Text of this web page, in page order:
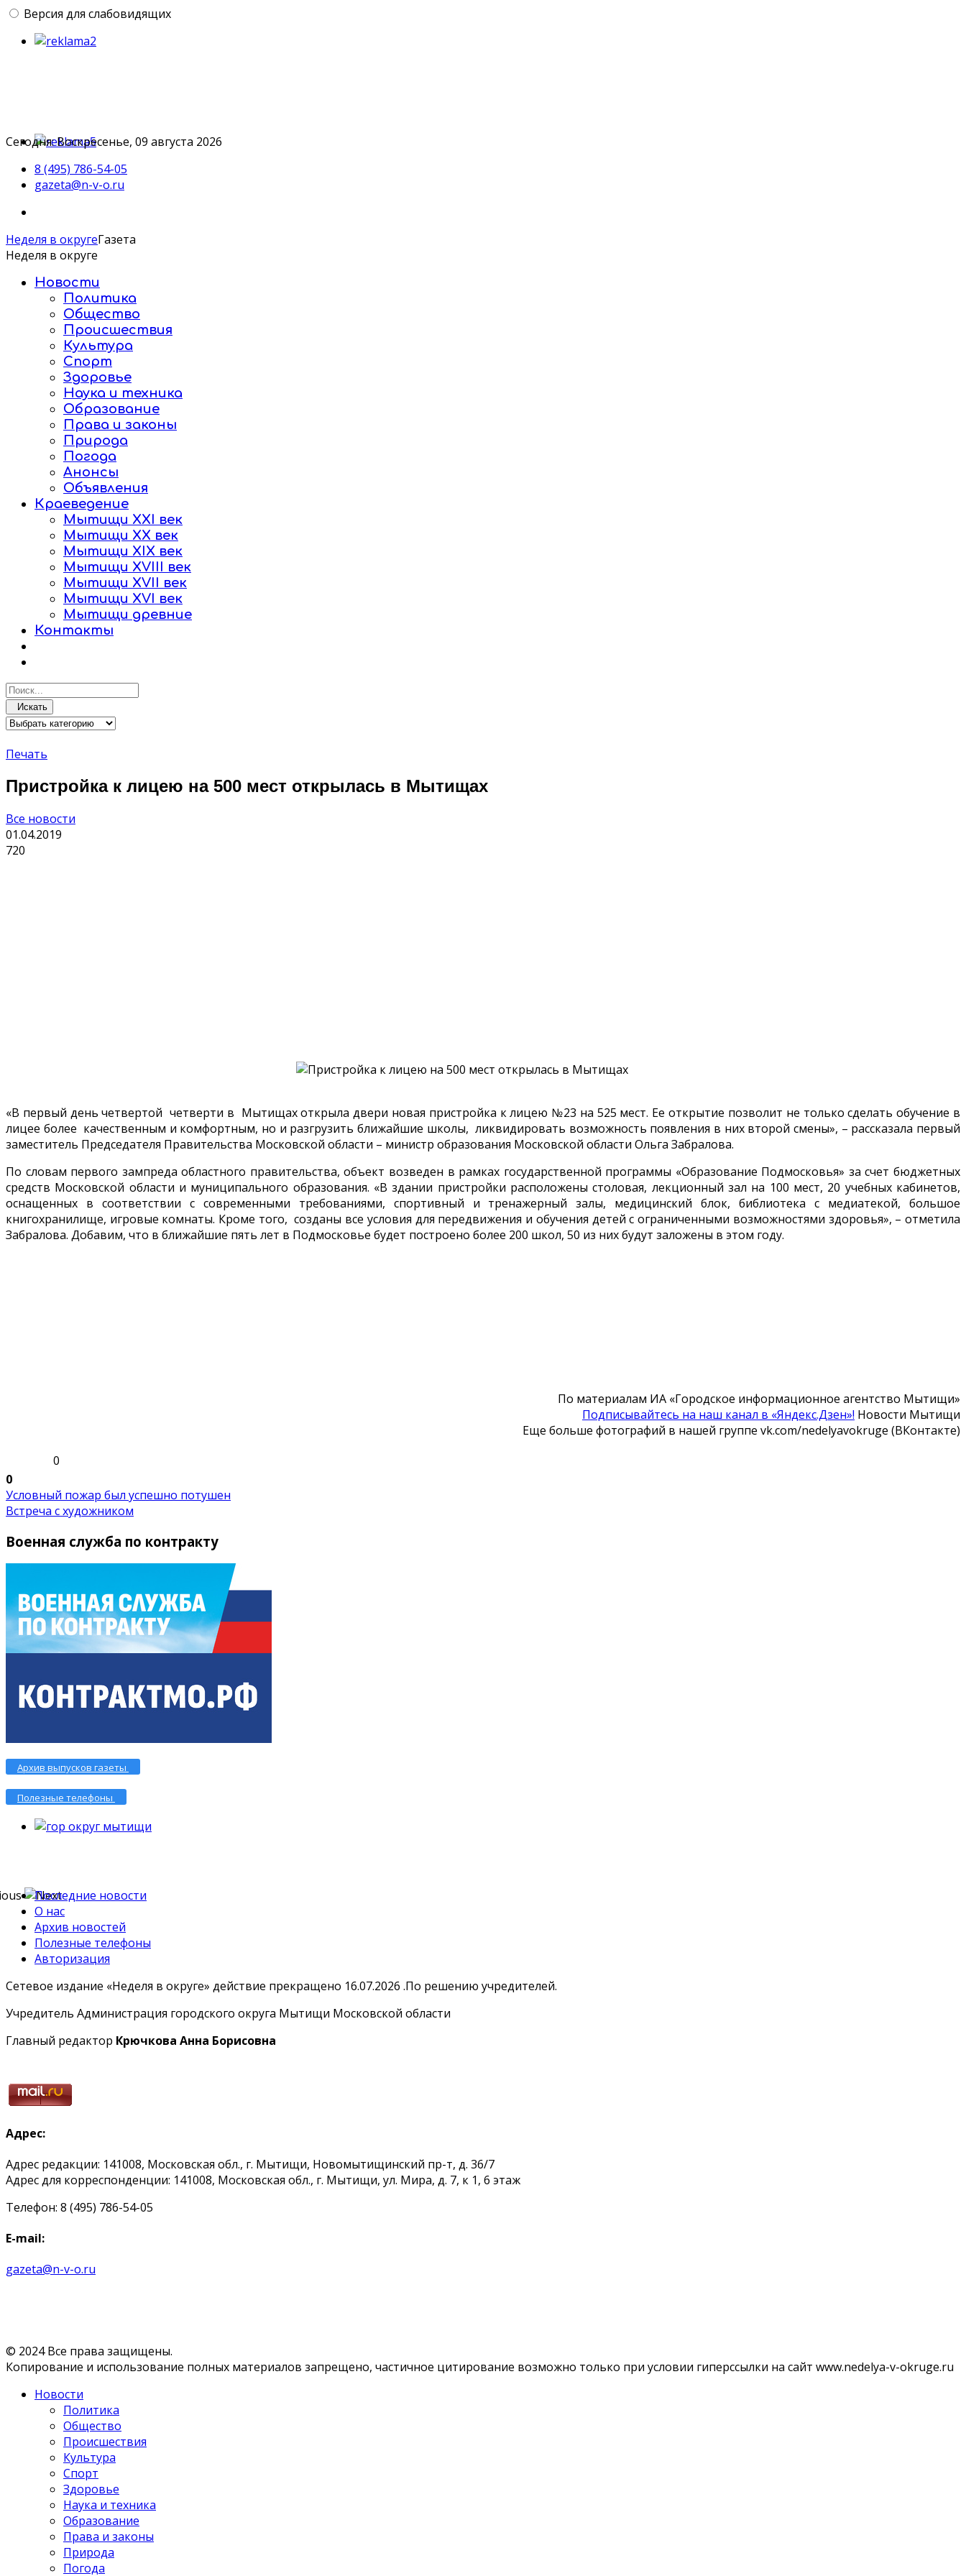
Версия для слабовидящих
Сегодня: Воскресенье, 09 августа 2026
8 (495) 786-54-05
gazeta@n-v-o.ru
Неделя в округеГазета
Неделя в округе
Новости
Политика
Общество
Происшествия
Культура
Спорт
Здоровье
Наука и техника
Образование
Права и законы
Природа
Погода
Анонсы
Объявления
Краеведение
Мытищи XXI век
Мытищи XX век
Мытищи XIX век
Мытищи XVIII век
Мытищи XVII век
Мытищи XVI век
Мытищи древние
Контакты
Искать
Печать
Пристройка к лицею на 500 мест открылась в Мытищах
Все новости
01.04.2019
720
«В первый день четвертой четверти в Мытищах открыла двери новая пристройка к лицею №23 на 525 мест. Ее открытие позволит не только сделать обучение в
лицее более качественным и комфортным, но и разгрузить ближайшие школы, ликвидировать возможность появления в них второй смены», – рассказала первый
заместитель Председателя Правительства Московской области – министр образования Московской области Ольга Забралова.
По словам первого зампреда областного правительства, объект возведен в рамках государственной программы «Образование Подмосковья» за счет бюджетных
средств Московской области и муниципального образования. «В здании пристройки расположены столовая, лекционный зал на 100 мест, 20 учебных кабинетов,
оснащенных в соответствии с современными требованиями, спортивный и тренажерный залы, медицинский блок, библиотека с медиатекой, большое
книгохранилище, игровые комнаты. Кроме того, созданы все условия для передвижения и обучения детей с ограниченными возможностями здоровья», – отметила
Забралова. Добавим, что в ближайшие пять лет в Подмосковье будет построено более 200 школ, 50 из них будут заложены в этом году.
По материалам ИА «Городское информационное агентство Мытищи»
Подписывайтесь на наш канал в «Яндекс.Дзен»! Новости Мытищи
Еще больше фотографий в нашей группе vk.com/nedelyavokruge (ВКонтакте)
0
0
Условный пожар был успешно потушен
Встреча с художником
Военная служба по контракту
Архив выпусков газеты
Полезные телефоны
Последние новости
О нас
Архив новостей
Полезные телефоны
Авторизация
Сетевое издание «Неделя в округе» действие прекращено 16.07.2026 .По решению учредителей.
Учредитель Администрация городского округа Мытищи Московской области
Главный редактор Крючкова Анна Борисовна
Адрес:
Адрес редакции: 141008, Московская обл., г. Мытищи, Новомытищинский пр-т, д. 36/7
Адрес для корреспонденции: 141008, Московская обл., г. Мытищи, ул. Мира, д. 7, к 1, 6 этаж
Телефон: 8 (495) 786-54-05
E-mail:
gazeta@n-v-o.ru
© 2024 Все права защищены.
Копирование и использование полных материалов запрещено, частичное цитирование возможно только при условии гиперссылки на сайт www.nedelya-v-okruge.ru
Новости
Политика
Общество
Происшествия
Культура
Спорт
Здоровье
Наука и техника
Образование
Права и законы
Природа
Погода